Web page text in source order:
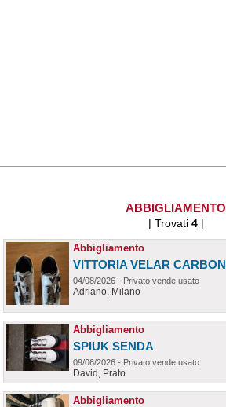
ABBIGLIAMENTO
| Trovati 4|
Abbigliamento
VITTORIA VELAR CARBON
04/08/2026 - Privato vende usato
Adriano, Milano
Abbigliamento
SPIUK SENDA
09/06/2026 - Privato vende usato
David, Prato
Abbigliamento